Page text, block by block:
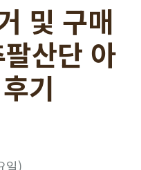
및 구매
산단 아
기
일)